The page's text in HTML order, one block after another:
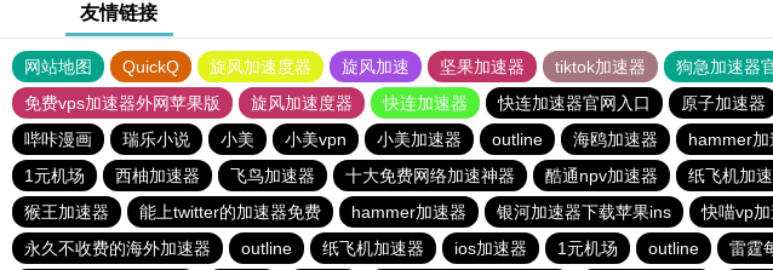
友情链接
网站地图 QuickQ 旋风加速度器 旋风加速 坚果加速器 tiktok加速器 狗急加速器
免费vps加速器外网苹果版
旋风加速度器 快连加速器 快连加速器官网入口 原子加速器
哔咔漫画
瑞乐小说 小美 小美vpn 小美加速器 outline 海鸥加速器 hammer加
1元机场
西柚加速器 飞鸟加速器 十大免费网络加速神器 酷通npv加速器 纸飞机加
猴王加速器
能上twitter的加速器免费 hammer加速器 银河加速器下载苹果ins 快喵vp
永久不收费的海外加速器
outline 纸飞机加速器 ios加速器 1元机场 outline 雷霆